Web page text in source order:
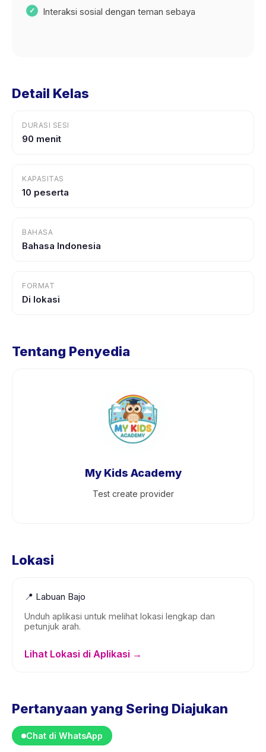
Interaksi sosial dengan teman sebaya
Detail Kelas
DURASI SESI
90 menit
KAPASITAS
10 peserta
BAHASA
Bahasa Indonesia
FORMAT
Di lokasi
Tentang Penyedia
My Kids Academy
Test create provider
Lokasi
📍 Labuan Bajo
Unduh aplikasi untuk melihat lokasi lengkap dan
petunjuk arah.
Lihat Lokasi di Aplikasi →
Pertanyaan yang Sering Diajukan
Chat di WhatsApp